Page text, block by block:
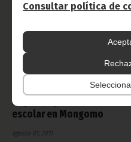
Consultar política de
La pareja presidencial
escolar en Mongomo
agosto 01, 2011